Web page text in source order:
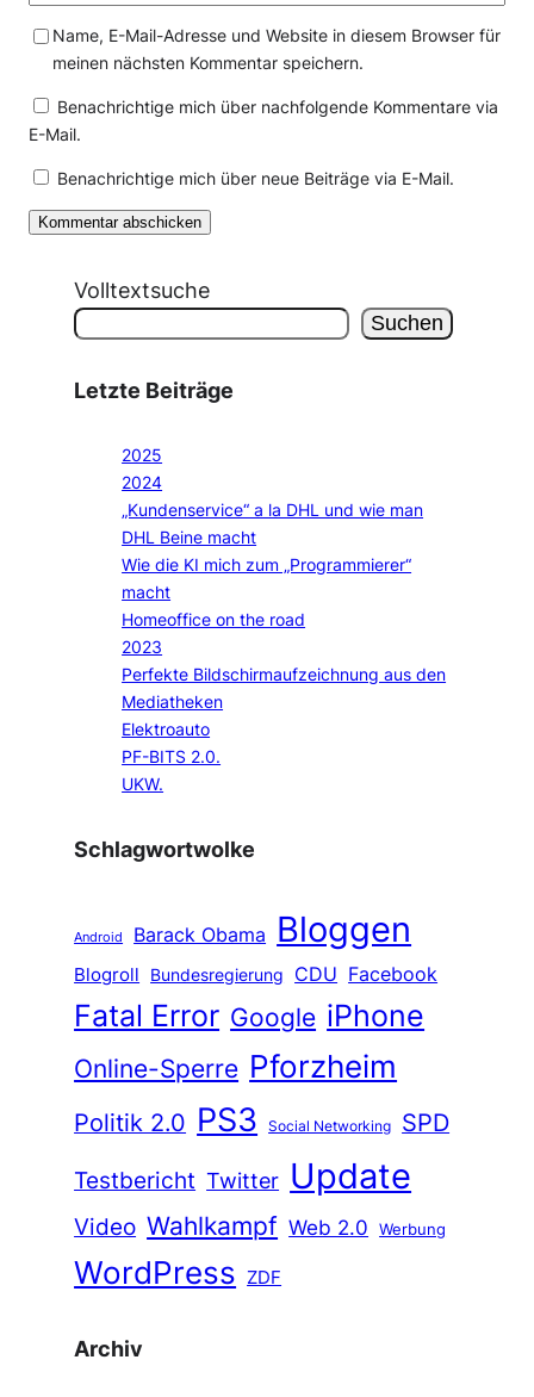
Name, E-Mail-Adresse und Website in diesem Browser für
meinen nächsten Kommentar speichern.
Benachrichtige mich über nachfolgende Kommentare via
E-Mail.
Benachrichtige mich über neue Beiträge via E-Mail.
Volltextsuche
Suchen
Letzte Beiträge
2025
2024
„Kundenservice“ a la DHL und wie man
DHL Beine macht
Wie die KI mich zum „Programmierer“
macht
Homeoffice on the road
2023
Perfekte Bildschirmaufzeichnung aus den
Mediatheken
Elektroauto
PF-BITS 2.0.
UKW.
Schlagwortwolke
Android Barack Obama Bloggen
Blogroll Bundesregierung CDU Facebook
Fatal Error Google iPhone
Online-Sperre Pforzheim
Politik 2.0 PS3 Social Networking
SPD
Testbericht Twitter Update
Video Wahlkampf Web 2.0 Werbung
WordPress ZDF
Archiv